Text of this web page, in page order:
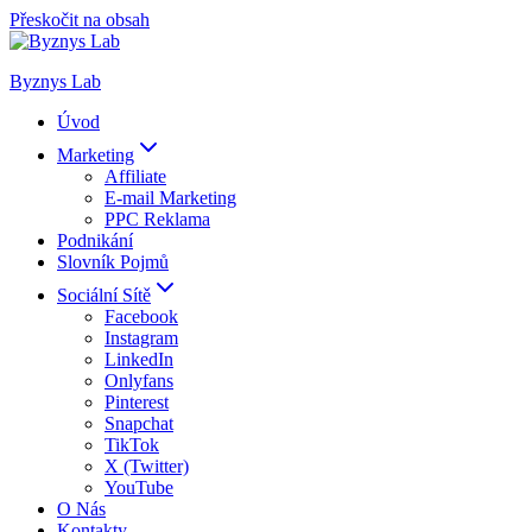
Přeskočit na obsah
Byznys Lab
Úvod
Marketing
Affiliate
E-mail Marketing
PPC Reklama
Podnikání
Slovník Pojmů
Sociální Sítě
Facebook
Instagram
LinkedIn
Onlyfans
Pinterest
Snapchat
TikTok
X (Twitter)
YouTube
O Nás